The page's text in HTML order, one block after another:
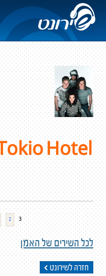
שירים שבוצעו ע"י Tokio Hotel
2 3
לכל השירים של האמן